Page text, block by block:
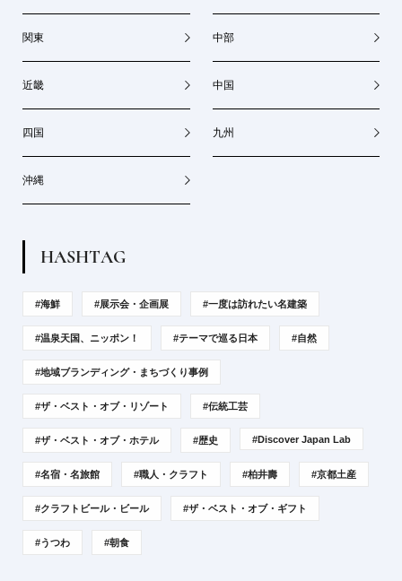
関東 中部
近畿 中国
四国 九州
沖縄
HASHTAG
#海鮮 #展示会・企画展 #一度は訪れたい名建築
#温泉天国、ニッポン！ #テーマで巡る日本 #自然
#地域ブランディング・まちづくり事例
#ザ・ベスト・オブ・リゾート #伝統工芸
#ザ・ベスト・オブ・ホテル #歴史 #Discover Japan Lab
#名宿・名旅館 #職人・クラフト #柏井壽 #京都土産
#クラフトビール・ビール #ザ・ベスト・オブ・ギフト
#うつわ #朝食